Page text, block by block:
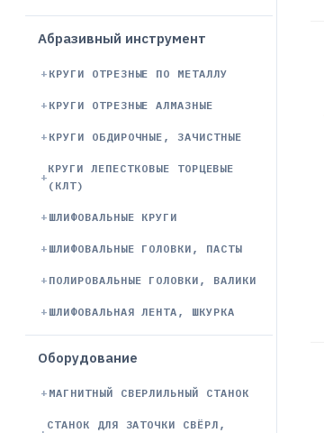
Абразивный инструмент
КРУГИ ОТРЕЗНЫЕ ПО МЕТАЛЛУ
КРУГИ ОТРЕЗНЫЕ АЛМАЗНЫЕ
КРУГИ ОБДИРОЧНЫЕ, ЗАЧИСТНЫЕ
КРУГИ ЛЕПЕСТКОВЫЕ ТОРЦЕВЫЕ
(КЛТ)
ШЛИФОВАЛЬНЫЕ КРУГИ
ШЛИФОВАЛЬНЫЕ ГОЛОВКИ, ПАСТЫ
ПОЛИРОВАЛЬНЫЕ ГОЛОВКИ, ВАЛИКИ
ШЛИФОВАЛЬНАЯ ЛЕНТА, ШКУРКА
Оборудование
МАГНИТНЫЙ СВЕРЛИЛЬНЫЙ СТАНОК
СТАНОК ДЛЯ ЗАТОЧКИ СВЁРЛ,